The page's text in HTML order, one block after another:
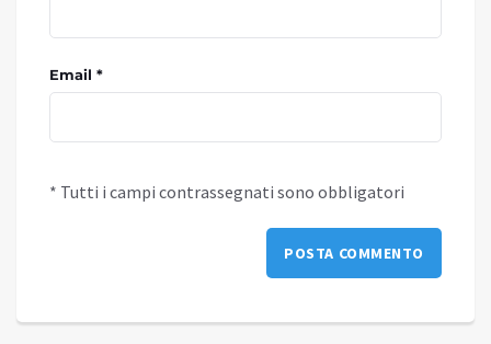
Email *
* Tutti i campi contrassegnati sono obbligatori